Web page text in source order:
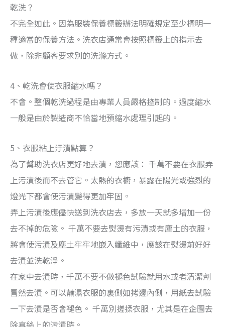
乾洗？
不完全如此。因為服裝保養標籤辦法明確規定至少標明一
種適當的保養方法。洗衣店通常會按照標籤上的指示去
做，除非顧客要求別的洗滌方式。
4、乾洗會使衣服縮水嗎？
不會。整個乾洗過程是由專業人員嚴格控制的。過度縮水
一般是由於製造商不恰當地預縮水處理引起的。
5、衣服粘上汙漬點算？
為了幫助洗衣店更好地去漬，您應該： 千萬不要在衣服弄
上污漬後而不去管它。太熱的衣櫥，暴露在陽光或強烈的
燈光下都會使污漬變得更加牢固。
弄上污漬後應儘快送到洗衣店去，多放一天就多增加一份
去不掉的危險。 千萬不要去熨燙有污漬或有塵土的衣服，
將會使污漬及塵土牢牢地嵌入纖維中，應該在熨燙前好好
去漬並洗乾淨。
在家中去漬時，千萬不要不做褪色試驗就用水或者清潔劑
冒然去漬。可以蘸濕衣服的裏側如拷邊內側，用紙去試驗
一下去漬是否會褪色。 千萬別搓揉衣服，尤其是在企圖去
除真絲上的污漬時。